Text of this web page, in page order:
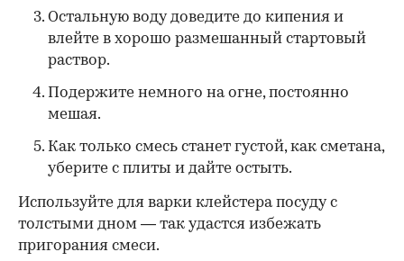
Остальную воду доведите до кипения и
влейте в хорошо размешанный стартовый
раствор.
Подержите немного на огне, постоянно
мешая.
Как только смесь станет густой, как сметана,
уберите с плиты и дайте остыть.
Используйте для варки клейстера посуду с
толстыми дном — так удастся избежать
пригорания смеси.